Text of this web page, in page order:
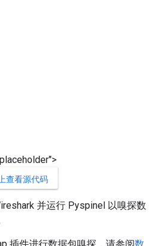
查看源代码
并运行 Pyspinel 以嗅探数